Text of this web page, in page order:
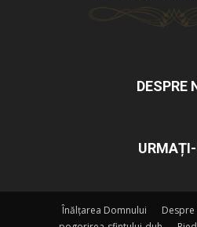
DESPRE
Înălțarea Domnului